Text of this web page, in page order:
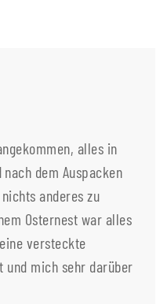
alles in
dem Auspacken
anderes zu
Osternest war alles
versteckte
und mich sehr darüber